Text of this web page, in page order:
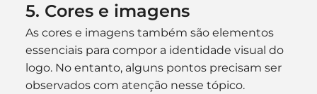
5. Cores e imagens
As cores e imagens também são elementos
essenciais para compor a identidade visual do
logo. No entanto, alguns pontos precisam ser
observados com atenção nesse tópico.